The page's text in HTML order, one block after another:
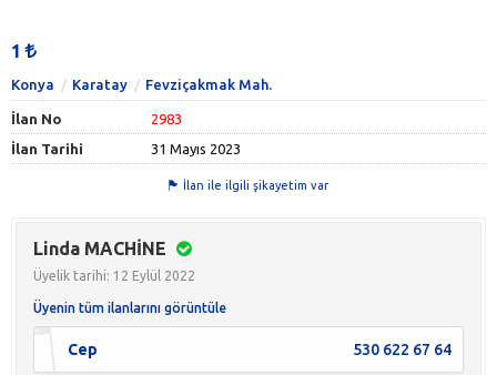
1
Konya Karatay Fevziçakmak Mah.
İlan No
2983
İlan Tarihi
31 Mayıs 2023
İlan ile ilgili şikayetim var
Linda MACHİNE
Üyelik tarihi: 12 Eylül 2022
Üyenin tüm ilanlarını görüntüle
Cep 530 622 67 64